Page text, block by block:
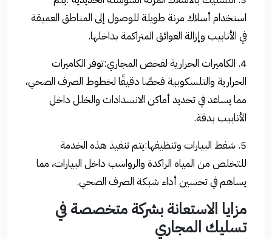
استخدام أسلاك مرنة طويلة للوصول إلى المناطق العميقة
في الأنابيب وإزالة العوائق المتراكمة بداخلها.
4. الكاميرات الحرارية لفحص المجاري:توفر الكاميرات
الحرارية والتلسكوبية فحصًا دقيقًا لخطوط الصرف الصحي،
مما يساعد في تحديد أماكن الانسدادات والخلل داخل
الأنابيب بدقة.
5. شفط البيارات وتنظيفها:يتم تنفيذ هذه الخدمة
للتخلص من المياه الراكدة والرواسب داخل البيارات، مما
يساهم في تحسين أداء شبكة الصرف الصحي.
مزايا الاستعانة بشركة متخصصة في
تسليك المجاري